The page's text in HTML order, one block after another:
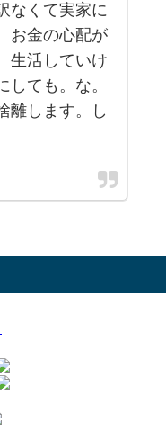
なくて実家に
お金の心配が
生活していけ
しても。な。
離します。し